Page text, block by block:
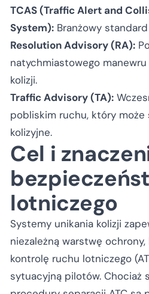
TCAS (Traffic Alert and
System): Branżowy
Resolution Advisory (RA):
natychmiastowego
kolizji.
Traffic Advisory (TA):
pobliskim ruchu, który może
kolizyjne.
Cel i
lotniczego
Systemy unikania kolizji
niezależną warstwę ochrony,
kontrolę ruchu lotniczego
sytuacyjną pilotów. Chociaż